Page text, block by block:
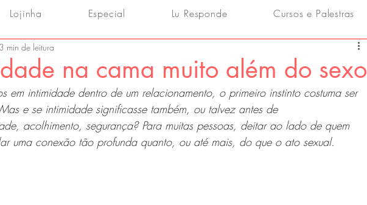
Lojinha Especial Lu Responde Cursos e Palestras
na cama muito além do sexo
3 min de leitura
em intimidade dentro de um relacionamento, o primeiro instinto costuma ser
e se intimidade significasse também, ou talvez antes de
acolhimento, segurança? Para muitas pessoas, deitar ao lado de quem
uma conexão tão profunda quanto, ou até mais, do que o ato sexual.